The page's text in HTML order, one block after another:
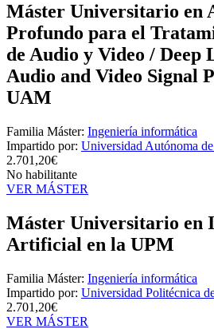
Máster Universitario en
Profundo para el
de Audio y Video / Deep
Audio and Video Signal
UAM
Familia Máster: Ingeniería informática
Impartido por: Universidad Autónoma
2.701,20€
No habilitante
VER MÁSTER
Máster Universitario en
Artificial en la UPM
Familia Máster: Ingeniería informática
Impartido por: Universidad Politécnica
2.701,20€
VER MÁSTER